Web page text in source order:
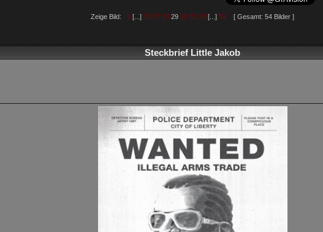
Zeige Bild: 1 [...] 26 27 28 29 30 31 32 [...] 54 [ Gesamt: 54 Bilder ]
Steckbrief Little Jakob